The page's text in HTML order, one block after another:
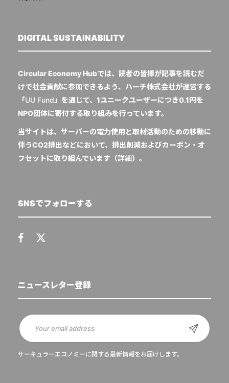
DIGITAL SUSTAINABILITY
Circular Economy Hubでは、読者の皆様が記事を読むだ
けで社会貢献に参加できるよう、ハーチ株式会社が運営する
「UU Fund 」を通じて、1ユニークユーザーにつき0.1円を
NPO団体に寄付する取り組みを行っています。
当サイトは、サーバーの電力使用と取材活動のための移動に
伴うCO2排出などにおいて、排出削減およびカーボン・オ
フセットに取り組んでいます（詳細）。
SNSでフォローする
ニュースレター登録
サーキュラーエコノミーに関する最新情報をお届けします。